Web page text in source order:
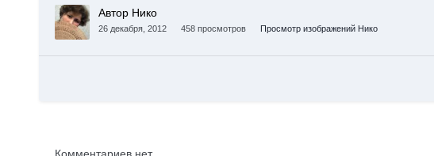
Автор Нико
26 декабря, 2012 458 просмотров Просмотр изображений Нико
Комментариев нет